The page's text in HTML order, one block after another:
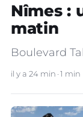
Nîmes :
matin
Boulevard
il y a 24 min 1 min